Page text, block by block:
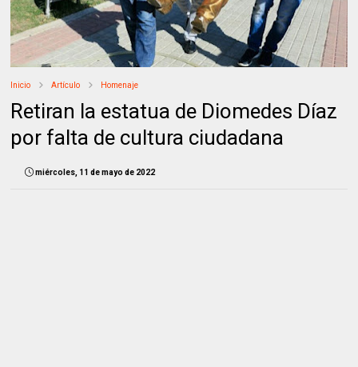
Inicio Artículo Homenaje
Retiran la estatua de Diomedes Díaz
por falta de cultura ciudadana
miércoles, 11 de mayo de 2022